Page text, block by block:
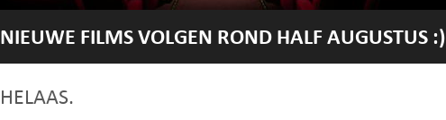
NIEUWE FILMS VOLGEN ROND HALF AUGUSTUS :)
HELAAS.